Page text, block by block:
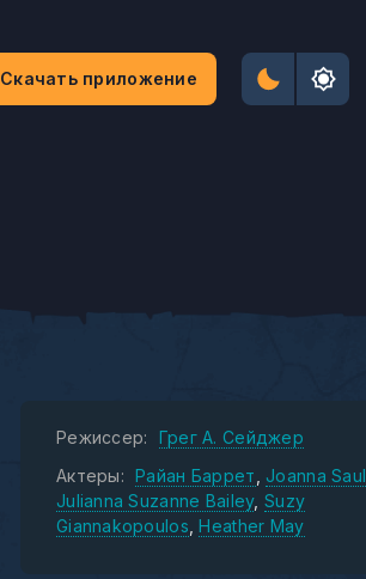
Скачать приложение
Режиссер:
Грег А. Сейджер
Актеры:
Райан Баррет
Joanna Saul
Julianna Suzanne Bailey Suzy
Giannakopoulos Heather May